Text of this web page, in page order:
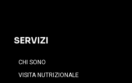
SERVIZI
CHI SONO
VISITA NUTRIZIONALE